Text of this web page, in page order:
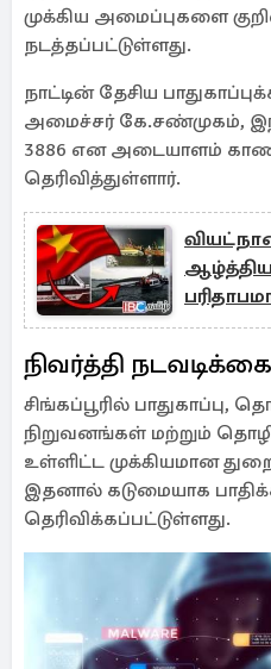
முக்கிய அமைப்புகளை
நடத்தப்பட்டுள்ளது.
நாட்டின் தேசிய
அமைச்சர் கே.சண்முகம்,
3886 என அடையாளம்
தெரிவித்துள்ளார்.
ஆழ்த்திய
நிவர்த்தி நடவடிக்கை
சிங்கப்பூரில் பாதுகாப்பு,
நிறுவனங்கள் மற்றும்
உள்ளிட்ட முக்கியமான
இதனால் கடுமையாக
தெரிவிக்கப்பட்டுள்ளது.